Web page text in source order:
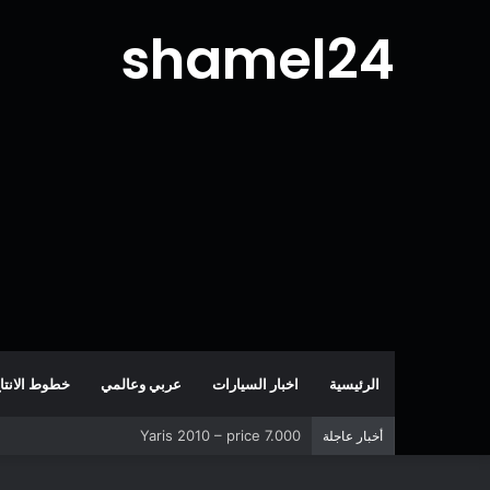
shamel24
الرئيسية اخبار السيارات عربي وعالمي خطوط
أخبار عاجلة Corolla 2007 – price 5.000